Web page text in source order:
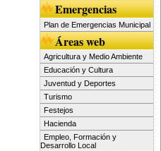
Emergencias
Plan de Emergencias Municipal
Áreas web
Agricultura y Medio Ambiente
Educación y Cultura
Juventud y Deportes
Turismo
Festejos
Hacienda
Empleo, Formación y
Desarrollo Local